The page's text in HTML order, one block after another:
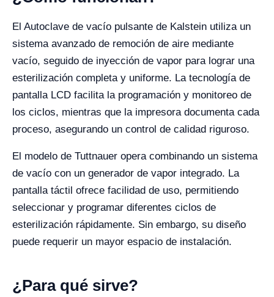
El Autoclave de vacío pulsante de Kalstein utiliza un
sistema avanzado de remoción de aire mediante
vacío, seguido de inyección de vapor para lograr una
esterilización completa y uniforme. La tecnología de
pantalla LCD facilita la programación y monitoreo de
los ciclos, mientras que la impresora documenta cada
proceso, asegurando un control de calidad riguroso.
El modelo de Tuttnauer opera combinando un sistema
de vacío con un generador de vapor integrado. La
pantalla táctil ofrece facilidad de uso, permitiendo
seleccionar y programar diferentes ciclos de
esterilización rápidamente. Sin embargo, su diseño
puede requerir un mayor espacio de instalación.
¿Para qué sirve?